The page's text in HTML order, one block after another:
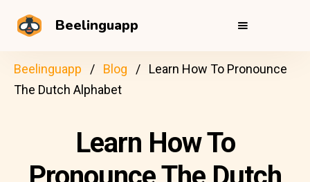
Beelinguapp
Beelinguapp Blog
Learn How To Pronounce
The Dutch Alphabet
Learn How To